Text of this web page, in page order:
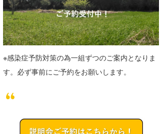
※感染症予防対策の為一組ずつのご案内となりま
す。必ず事前にご予約をお願いします。